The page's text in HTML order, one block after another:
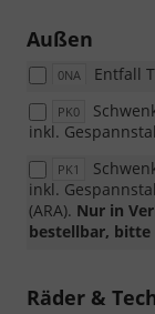
Außen
0NA Entfall
PK0
inkl.
PK1
inkl.
(ARA). Nur in
bestellbar, bitte
Räder &